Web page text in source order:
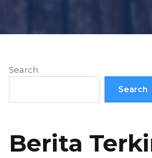
Search
Search
Berita